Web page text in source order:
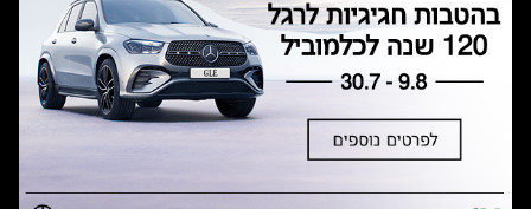
תקנון ימי מכירות 120 לכלמוביל
מצאו אותנו
אולמות תצוגה